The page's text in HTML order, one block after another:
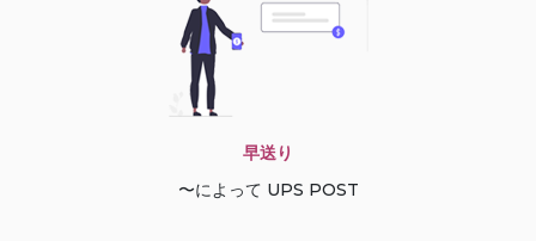
早送り
〜によって UPS POST